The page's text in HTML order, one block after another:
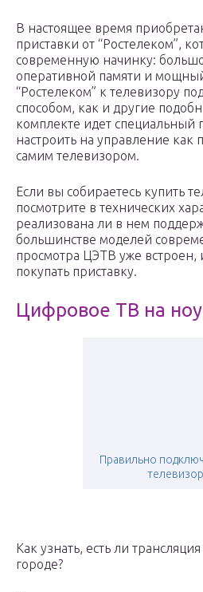
В настоящее время
приставки от “Ростелеком”,
современную начинку:
оперативной памяти и
“Ростелеком” к телевизору
способом, как и другие
комплекте идет специальный
настроить на управление как
самим телевизором.
Если вы собираетесь купить
посмотрите в технических
реализована ли в нем
большинстве моделей
просмотра ЦЭТВ уже встроен,
покупать приставку.
Цифровое ТВ на
Правильно
Как узнать, есть ли
городе?